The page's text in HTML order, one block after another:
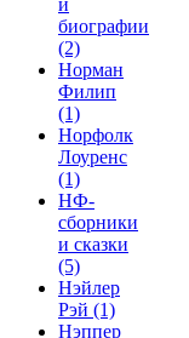
и
биографии
(2)
Норман
Филип
(1)
Норфолк
Лоуренс
(1)
НФ-
сборники
и сказки
(5)
Нэйлер
Рэй (1)
Нэппер